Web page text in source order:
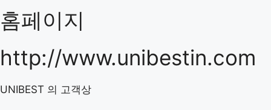
홈페이지
http://www.unibestin.com
UNIBEST 의 고객상